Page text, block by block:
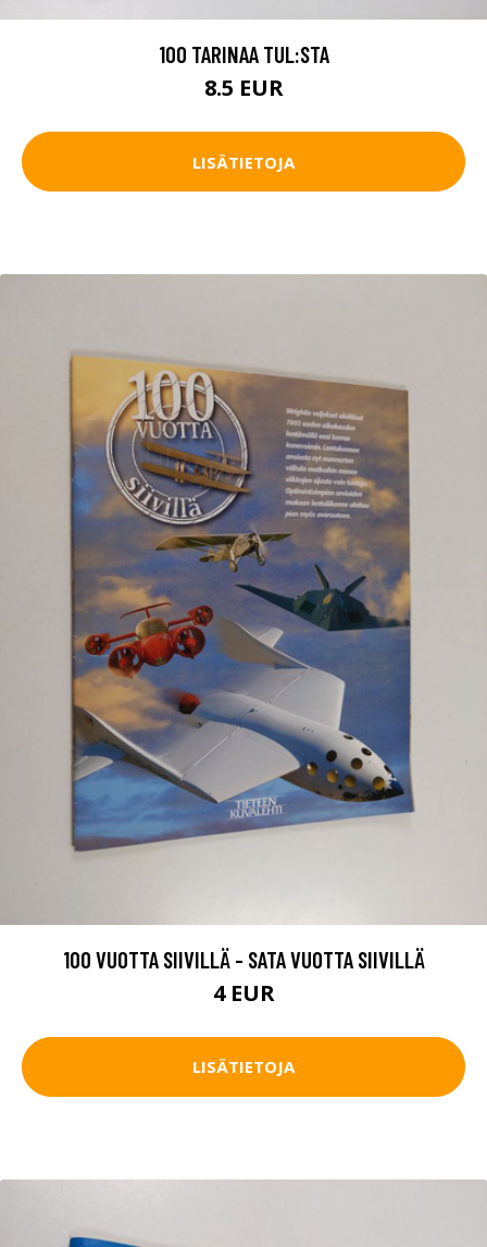
100 TARINAA TUL:STA
8.5 EUR
LISÄTIETOJA
100 VUOTTA SIIVILLÄ - SATA VUOTTA SIIVILLÄ
4 EUR
LISÄTIETOJA